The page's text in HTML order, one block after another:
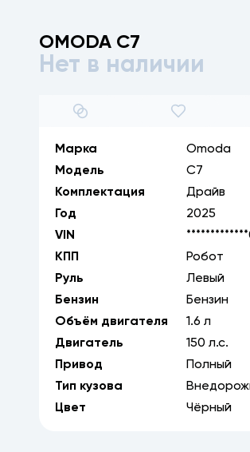
OMODA C7
Нет в наличии
1/18
Марка
Omoda
Модель
C7
Комплектация
Драйв
Год
2025
VIN
КПП
Робот
Руль
Левый
Бензин
Бензин
Объём двигателя
1.6 л
Двигатель
150 л.с.
Привод
Полный
Тип кузова
Цвет
Чёрный